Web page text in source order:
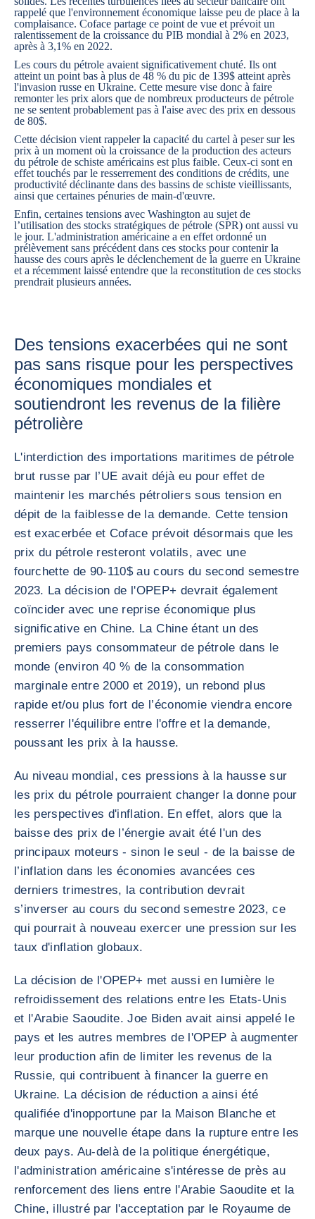
rappelé que l'environnement économique laisse peu de place à la
complaisance. Coface partage ce point de vue et prévoit un
ralentissement de la croissance du PIB mondial à 2% en 2023,
après à 3,1% en 2022.
Les cours du pétrole avaient significativement chuté. Ils ont
atteint un point bas à plus de 48 % du pic de 139$ atteint après
l'invasion russe en Ukraine. Cette mesure vise donc à faire
remonter les prix alors que de nombreux producteurs de pétrole
ne se sentent probablement pas à l'aise avec des prix en dessous
de 80$.
Cette décision vient rappeler la capacité du cartel à peser sur les
prix à un moment où la croissance de la production des acteurs
du pétrole de schiste américains est plus faible. Ceux-ci sont en
effet touchés par le resserrement des conditions de crédits, une
productivité déclinante dans des bassins de schiste vieillissants,
ainsi que certaines pénuries de main-d'œuvre.
Enfin, certaines tensions avec Washington au sujet de
l’utilisation des stocks stratégiques de pétrole (SPR) ont aussi vu
le jour. L'administration américaine a en effet ordonné un
prélèvement sans précédent dans ces stocks pour contenir la
hausse des cours après le déclenchement de la guerre en Ukraine
et a récemment laissé entendre que la reconstitution de ces stocks
prendrait plusieurs années.
Des tensions exacerbées qui ne sont
pas sans risque pour les perspectives
économiques mondiales et
soutiendront les revenus de la filière
pétrolière
L'interdiction des importations maritimes de pétrole
brut russe par l’UE avait déjà eu pour effet de
maintenir les marchés pétroliers sous tension en
dépit de la faiblesse de la demande. Cette tension
est exacerbée et Coface prévoit désormais que les
prix du pétrole resteront volatils, avec une
fourchette de 90-110$ au cours du second semestre
2023. La décision de l'OPEP+ devrait également
coïncider avec une reprise économique plus
significative en Chine. La Chine étant un des
premiers pays consommateur de pétrole dans le
monde (environ 40 % de la consommation
marginale entre 2000 et 2019), un rebond plus
rapide et/ou plus fort de l’économie viendra encore
resserrer l'équilibre entre l'offre et la demande,
poussant les prix à la hausse.
Au niveau mondial, ces pressions à la hausse sur
les prix du pétrole pourraient changer la donne pour
les perspectives d'inflation. En effet, alors que la
baisse des prix de l’énergie avait été l'un des
principaux moteurs - sinon le seul - de la baisse de
l’inflation dans les économies avancées ces
derniers trimestres, la contribution devrait
s’inverser au cours du second semestre 2023, ce
qui pourrait à nouveau exercer une pression sur les
taux d'inflation globaux.
La décision de l'OPEP+ met aussi en lumière le
refroidissement des relations entre les Etats-Unis
et l'Arabie Saoudite. Joe Biden avait ainsi appelé le
pays et les autres membres de l'OPEP à augmenter
leur production afin de limiter les revenus de la
Russie, qui contribuent à financer la guerre en
Ukraine. La décision de réduction a ainsi été
qualifiée d'inopportune par la Maison Blanche et
marque une nouvelle étape dans la rupture entre les
deux pays. Au-delà de la politique énergétique,
l'administration américaine s'intéresse de près au
renforcement des liens entre l'Arabie Saoudite et la
Chine, illustré par l'acceptation par le Royaume de